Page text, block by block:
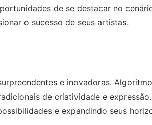
de se destacar no
o sucesso de seus artistas.
e inovadoras.
de criatividade e
e expandindo seus